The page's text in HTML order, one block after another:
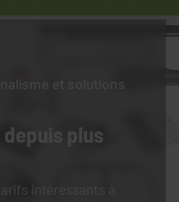
et solutions
depuis plus
intéressants à